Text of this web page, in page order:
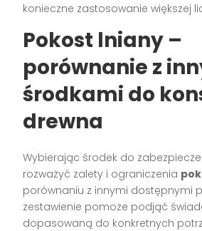
konieczne zastosowanie większej
Pokost lniany –
porównanie z
środkami do
drewna
Wybierając środek do
rozważyć zalety i ograniczenia
porównaniu z innymi dostępnymi
zestawienie pomoże podjąć
dopasowaną do konkretnych